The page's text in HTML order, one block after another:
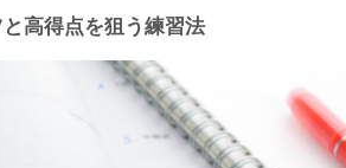
高得点を狙う練習法